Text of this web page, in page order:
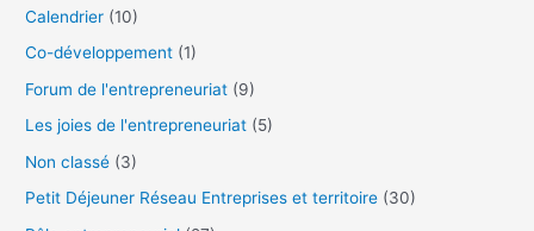
Calendrier (10)
Co-développement (1)
Forum de l'entrepreneuriat (9)
Les joies de l'entrepreneuriat (5)
Non classé (3)
Petit Déjeuner Réseau Entreprises et territoire (30)